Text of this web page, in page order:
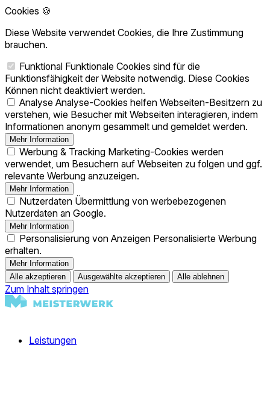
Cookies 🍪
Diese Website verwendet Cookies, die Ihre Zustimmung
brauchen.
Funktional Funktionale Cookies sind für die
Funktionsfähigkeit der Website notwendig. Diese Cookies
Können nicht deaktiviert werden.
Analyse Analyse-Cookies helfen Webseiten-Besitzern zu
verstehen, wie Besucher mit Webseiten interagieren, indem
Informationen anonym gesammelt und gemeldet werden.
Mehr Information
Werbung & Tracking Marketing-Cookies werden
verwendet, um Besuchern auf Webseiten zu folgen und ggf.
relevante Werbung anzuzeigen.
Mehr Information
Nutzerdaten Übermittlung von werbebezogenen
Nutzerdaten an Google.
Mehr Information
Personalisierung von Anzeigen Personalisierte Werbung
erhalten.
Mehr Information
Alle akzeptieren
Ausgewählte akzeptieren Alle ablehnen
Zum Inhalt springen
Leistungen